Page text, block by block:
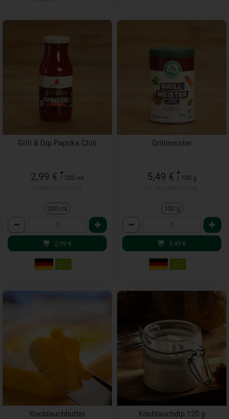
Grill & Dip Paprika Chili
2,99 € *
/ 200 ml
200 ml
Anzahl
2,99 €
Grillmeister
5,49 € *
/ 100 g
100 g
Anzahl
5,49 €
Knoblauchbutter Knoblauchdip 120 g